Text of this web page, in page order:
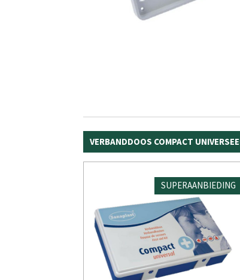
VERBANDDOOS COMPACT
SUPERAANBIEDING